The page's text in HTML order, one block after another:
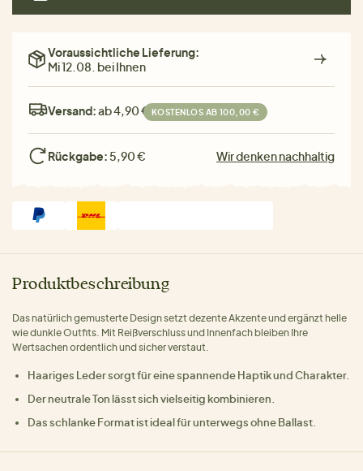
Voraussichtliche Lieferung:
Mi 12.08. bei Ihnen
Versand:ab 4,90 € KOSTENLOS AB 100,00 €
Rückgabe: 5,90 € Wir denken nachhaltig
Produktbeschreibung
Das natürlich gemusterte Design setzt dezente Akzente und ergänzt helle
wie dunkle Outfits. Mit Reißverschluss und Innenfach bleiben Ihre
Wertsachen ordentlich und sicher verstaut.
Haariges Leder sorgt für eine spannende Haptik und Charakter.
Der neutrale Ton lässt sich vielseitig kombinieren.
Das schlanke Format ist ideal für unterwegs ohne Ballast.